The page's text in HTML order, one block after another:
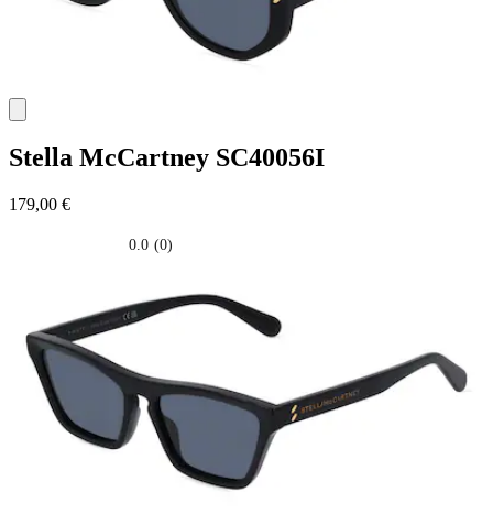
Stella McCartney SC40056I
179,00 €
0.0 (0)